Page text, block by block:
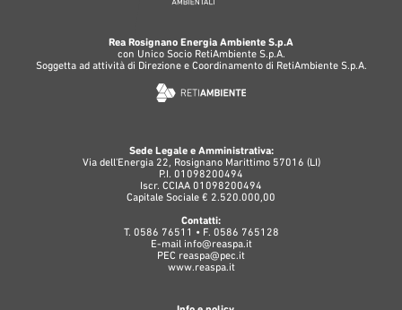
Rea Rosignano Energia Ambiente S.p.A
con Unico Socio RetiAmbiente S.p.A.
Soggetta ad attività di Direzione e Coordinamento di RetiAmbiente S.p.A.
Sede Legale e Amministrativa:
Via dell'Energia 22, Rosignano Marittimo 57016 (LI)
P.I. 01098200494
Iscr. CCIAA 01098200494
Capitale Sociale € 2.520.000,00
Contatti:
T. 0586 76511 • F. 0586 765128
E-mail info@reaspa.it
PEC reaspa@pec.it
www.reaspa.it